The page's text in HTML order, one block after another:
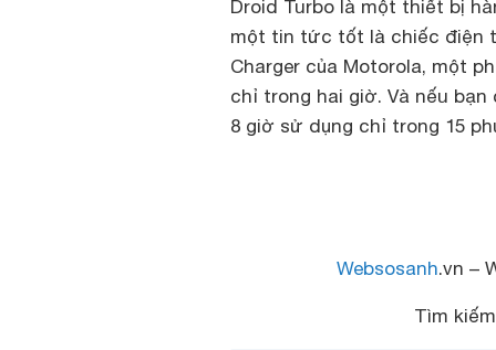
Droid Turbo là một thiết bị
một tin tức tốt là chiếc điện
Charger của Motorola, một
chỉ trong hai giờ. Và nếu
8 giờ sử dụng chỉ trong 15
Websosanh.vn –
Tìm